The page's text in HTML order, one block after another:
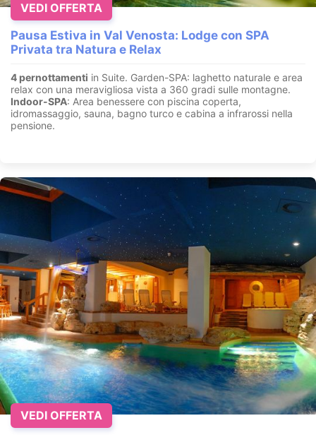
Pausa Estiva in Val Venosta: Lodge con SPA
Privata tra Natura e Relax
4 pernottamenti in Suite. Garden-SPA: laghetto naturale e area
relax con una meravigliosa vista a 360 gradi sulle montagne.
Indoor-SPA: Area benessere con piscina coperta,
idromassaggio, sauna, bagno turco e cabina a infrarossi nella
pensione.
VEDI OFFERTA
VEDI OFFERTA